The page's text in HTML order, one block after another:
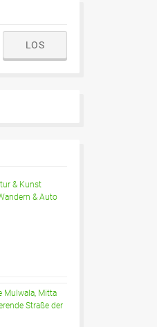
& Kunst
& Auto
Mulwala, Mitta
Straße der